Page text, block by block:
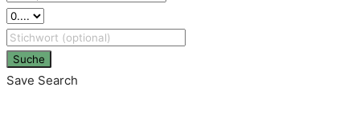
Suche
Save Search